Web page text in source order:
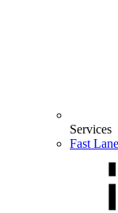
Services
Fast